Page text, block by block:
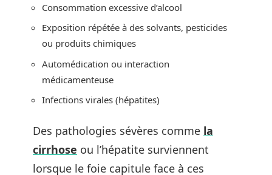
Consommation excessive d’alcool
Exposition répétée à des solvants, pesticides
ou produits chimiques
Automédication ou interaction
médicamenteuse
Infections virales (hépatites)
Des pathologies sévères comme la
cirrhose ou l’hépatite surviennent
lorsque le foie capitule face à ces